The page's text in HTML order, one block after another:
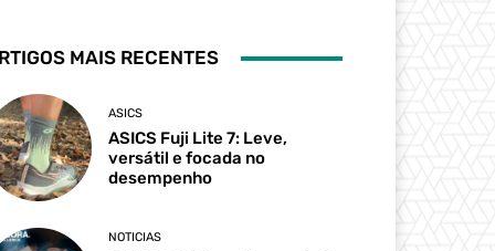
MAIS RECENTES
ASICS
ASICS Fuji Lite 7: Leve,
versátil e focada no
desempenho
NOTICIAS